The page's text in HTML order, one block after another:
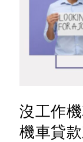
沒工作
機車貸